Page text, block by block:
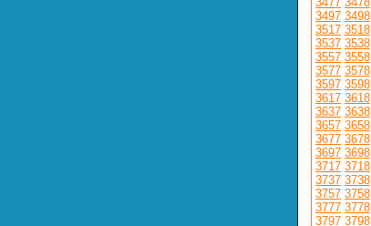
3497 3498
3517 3518
3537 3538
3557 3558
3577 3578
3597 3598
3617 3618
3637 3638
3657 3658
3677 3678
3697 3698
3717 3718
3737 3738
3757 3758
3777 3778
3797 3798